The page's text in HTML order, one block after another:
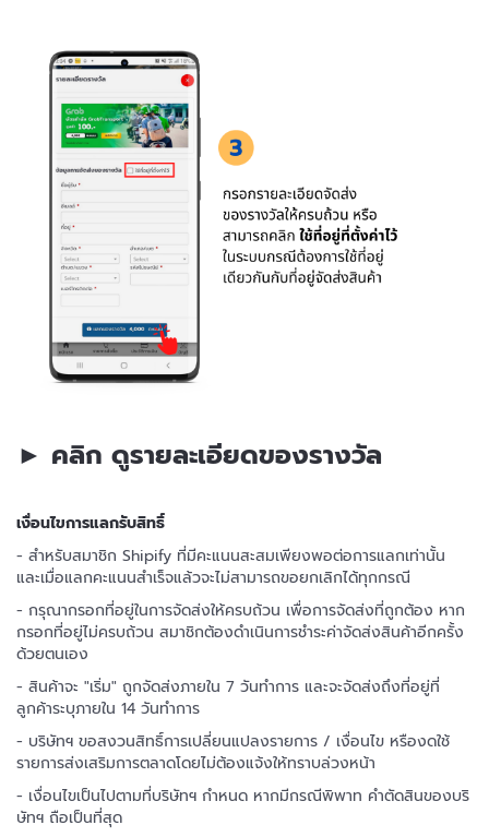
► คลิก ดูรายละเอียดของรางวัล
เงื่อนไขการแลกรับสิทธิ์
- สำหรับสมาชิก Shipify ที่มีคะแนนสะสมเพียงพอต่อการแลกเท่านั้น
และเมื่อแลกคะแนนสำเร็จแล้วจะไม่สามารถขอยกเลิกได้ทุกกรณี
- กรุณากรอกที่อยู่ในการจัดส่งให้ครบถ้วน เพื่อการจัดส่งที่ถูกต้อง หาก
กรอกที่อยู่ไม่ครบถ้วน สมาชิกต้องดำเนินการชำระค่าจัดส่งสินค้าอีกครั้ง
ด้วยตนเอง
- สินค้าจะ "เริ่ม" ถูกจัดส่งภายใน 7 วันทำการ และจะจัดส่งถึงที่อยู่ที่
ลูกค้าระบุภายใน 14 วันทำการ
- บริษัทฯ ขอสงวนสิทธิ์การเปลี่ยนแปลงรายการ / เงื่อนไข หรืองดใช้
รายการส่งเสริมการตลาดโดยไม่ต้องแจ้งให้ทราบล่วงหน้า
- เงื่อนไขเป็นไปตามที่บริษัทฯ กำหนด หากมีกรณีพิพาท คำตัดสินของบริ
ษัทฯ ถือเป็นที่สุด